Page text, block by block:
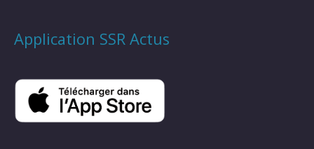
Application SSR Actus